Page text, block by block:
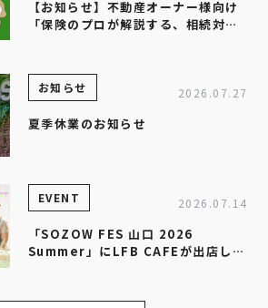
【お知らせ】不動産オーナー様向け
「保険のプロが解説する、相続対策
お知らせ 2026.07.27
夏季休業のお知らせ
EVENT 2026.07.14
「SOZOW FES 山口 2026
Summer」にLFB CAFEが出店しま